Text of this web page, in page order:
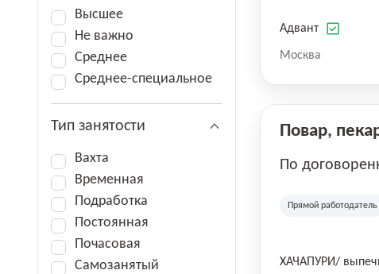
Высшее
Не важно
Среднее
Среднее-специальное
Тип занятости
Вахта
Временная
Подработка
Постоянная
Почасовая
Самозанятый
Адвант
Москва
Повар,
По
Прямой работодатель
ХАЧАПУРИ/